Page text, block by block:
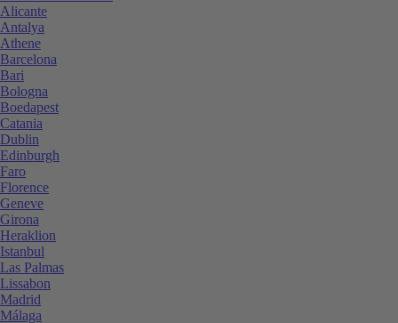
Alicante
Antalya
Athene
Barcelona
Bari
Bologna
Boedapest
Catania
Dublin
Edinburgh
Faro
Florence
Geneve
Girona
Heraklion
Istanbul
Las Palmas
Lissabon
Madrid
Málaga